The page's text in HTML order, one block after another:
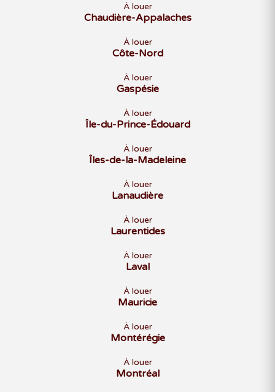
À louer
Chaudière-Appalaches
À louer
Côte-Nord
À louer
Gaspésie
À louer
Île-du-Prince-Édouard
À louer
Îles-de-la-Madeleine
À louer
Lanaudière
À louer
Laurentides
À louer
Laval
À louer
Mauricie
À louer
Montérégie
À louer
Montréal